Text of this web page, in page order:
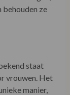
staat
vrouwen. Het
manier,
en
White Stuff
maar ook
voor